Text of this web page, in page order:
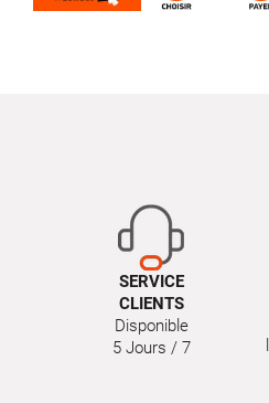
SERVICE
CLIENTS
Disponible
5 Jours / 7